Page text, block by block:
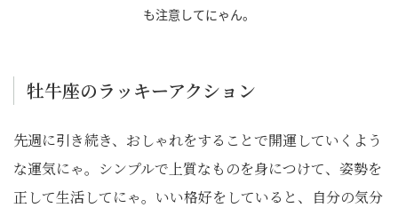
も注意してにゃん。
牡牛座のラッキーアクション
先週に引き続き、おしゃれをすることで開運していくよう
な運気にゃ。シンプルで上質なものを身につけて、姿勢を
正して生活してにゃ。いい格好をしていると、自分の気分